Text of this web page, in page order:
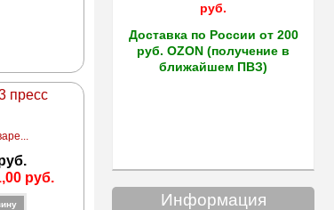
пресс
руб.
руб.
Доставка по России от 200
руб. OZON (получение в
ближайшем ПВЗ)
Информация